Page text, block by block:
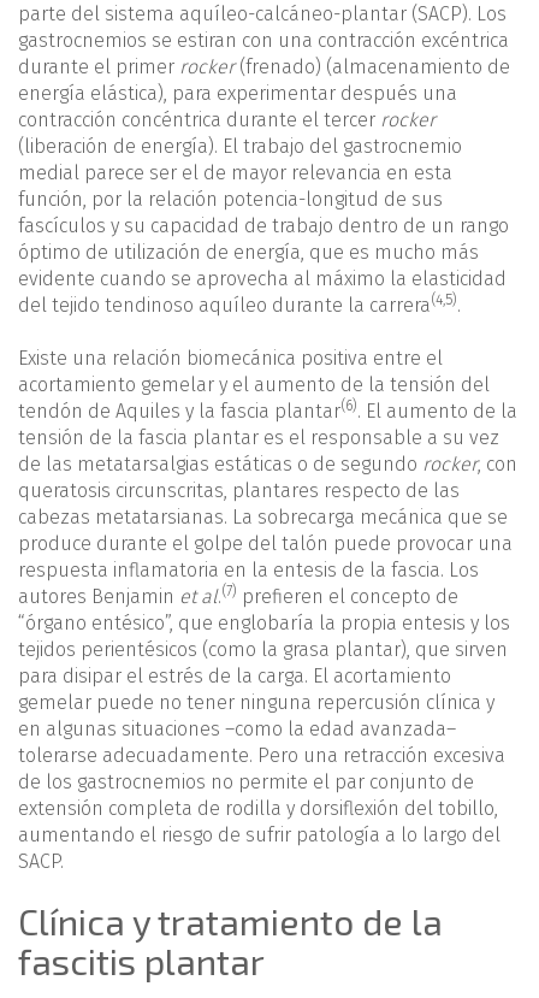
parte del sistema aquíleo-calcáneo-plantar (SACP). Los
gastrocnemios se estiran con una contracción excéntrica
durante el primer rocker(frenado) (almacenamiento de
energía elástica), para experimentar después una
contracción concéntrica durante el tercer rocker
(liberación de energía). El trabajo del gastrocnemio
medial parece ser el de mayor relevancia en esta
función, por la relación potencia-longitud de sus
fascículos y su capacidad de trabajo dentro de un rango
óptimo de utilización de energía, que es mucho más
evidente cuando se aprovecha al máximo la elasticidad
del tejido tendinoso aquíleo durante la carrera (4 5).
Existe una relación biomecánica positiva entre el
acortamiento gemelar y el aumento de la tensión del
tendón de Aquiles y la fascia plantar(6). El aumento de la
tensión de la fascia plantar es el responsable a su vez
de las metatarsalgias estáticas o de segundo rocker, con
queratosis circunscritas, plantares respecto de las
cabezas metatarsianas. La sobrecarga mecánica que se
produce durante el golpe del talón puede provocar una
respuesta inflamatoria en la entesis de la fascia. Los
autores Benjamin et al.(7) prefieren el concepto de
“órgano entésico”, que englobaría la propia entesis y los
tejidos perientésicos (como la grasa plantar), que sirven
para disipar el estrés de la carga. El acortamiento
gemelar puede no tener ninguna repercusión clínica y
en algunas situaciones –como la edad avanzada–
tolerarse adecuadamente. Pero una retracción excesiva
de los gastrocnemios no permite el par conjunto de
extensión completa de rodilla y dorsiflexión del tobillo,
aumentando el riesgo de sufrir patología a lo largo del
SACP.
Clínica y tratamiento de la
fascitis plantar